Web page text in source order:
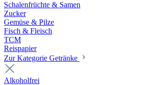
Schalenfrüchte & Samen
Zucker
Gemüse & Pilze
Fisch & Fleisch
TCM
Reispapier
Zur Kategorie Getränke
Alkoholfrei